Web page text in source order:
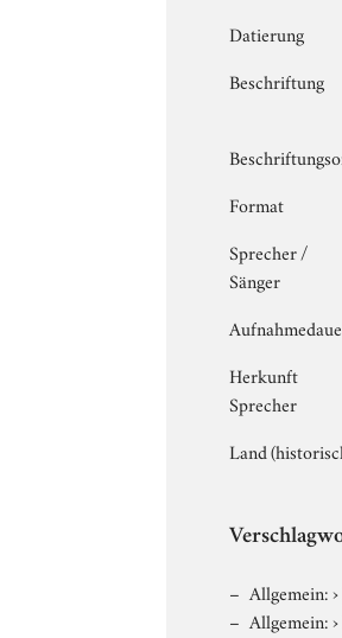
Datierung
Beschriftung
Format
Sprecher /
Sänger
Herkunft
Sprecher
Land
Allgemein:›
Allgemein:›